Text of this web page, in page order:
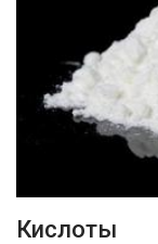
Кислоты